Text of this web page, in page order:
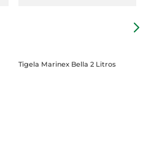
Tigela Marinex Bella 2 Litros